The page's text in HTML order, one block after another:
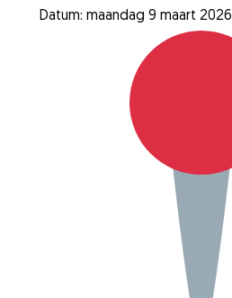
Datum: maandag 9 maart 2026